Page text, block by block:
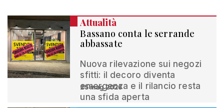
Attualità
Bassano conta le serrande
abbassate
Nuova rilevazione sui negozi
sfitti: il decoro diventa
emergenza e il rilancio resta
una sfida aperta
25 mag 2026